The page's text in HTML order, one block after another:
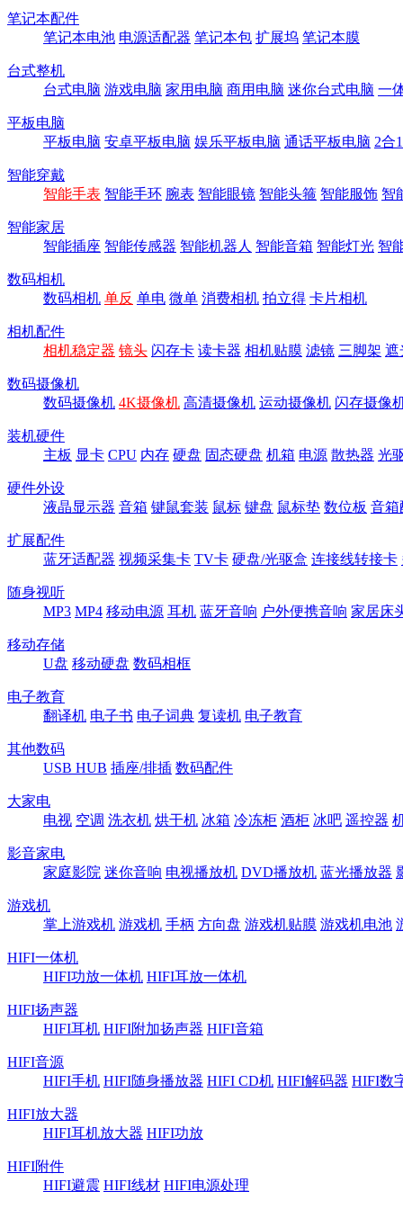
笔记本配件
笔记本电池 电源适配器 笔记本包 扩展坞 笔记本膜
台式整机
台式电脑 游戏电脑 家用电脑 商用电脑 迷你台式电脑 一
平板电脑
平板电脑 安卓平板电脑 娱乐平板电脑 通话平板电脑 2合
智能穿戴
智能手表 智能手环 腕表 智能眼镜 智能头箍 智能服饰 智
智能家居
智能插座 智能传感器 智能机器人 智能音箱 智能灯光 智
数码相机
数码相机 单反 单电 微单 消费相机 拍立得 卡片相机
相机配件
相机稳定器 镜头 闪存卡 读卡器 相机贴膜 滤镜 三脚架 遮
数码摄像机
数码摄像机 4K摄像机 高清摄像机 运动摄像机 闪存摄像
装机硬件
主板 显卡 CPU 内存 硬盘 固态硬盘 机箱 电源 散热器 光
硬件外设
液晶显示器 音箱 键鼠套装 鼠标 键盘 鼠标垫 数位板 音箱
扩展配件
蓝牙适配器 视频采集卡 TV卡 硬盘/光驱盒 连接线转接卡
随身视听
MP3 MP4 移动电源 耳机 蓝牙音响 户外便携音响 家居床
移动存储
U盘 移动硬盘 数码相框
电子教育
翻译机 电子书 电子词典 复读机 电子教育
其他数码
USB HUB 插座/排插 数码配件
大家电
电视 空调 洗衣机 烘干机 冰箱 冷冻柜 酒柜 冰吧 遥控器
影音家电
家庭影院 迷你音响 电视播放机 DVD播放机 蓝光播放器
游戏机
掌上游戏机 游戏机 手柄 方向盘 游戏机贴膜 游戏机电池
HIFI一体机
HIFI功放一体机 HIFI耳放一体机
HIFI扬声器
HIFI耳机 HIFI附加扬声器 HIFI音箱
HIFI音源
HIFI手机 HIFI随身播放器 HIFI CD机 HIFI解码器 HIFI数
HIFI放大器
HIFI耳机放大器 HIFI功放
HIFI附件
HIFI避震 HIFI线材 HIFI电源处理